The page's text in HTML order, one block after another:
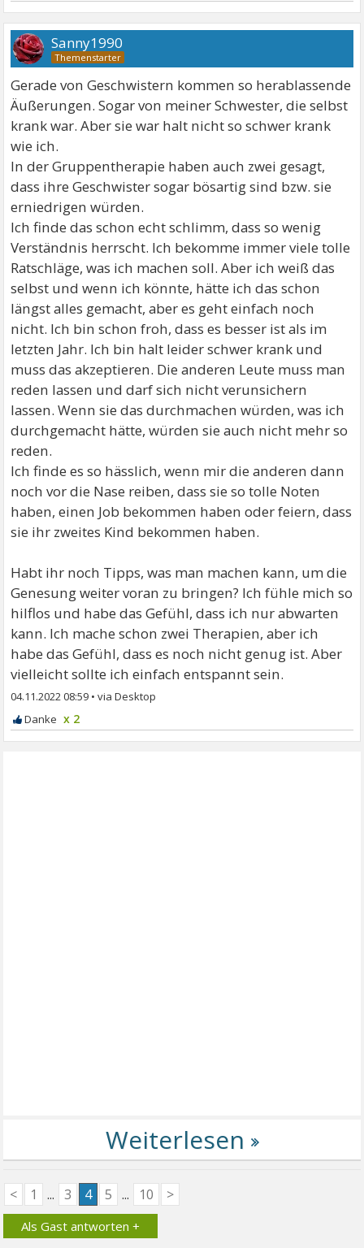
Sanny1990
Gerade von Geschwistern kommen so herablassende
Äußerungen. Sogar von meiner Schwester, die selbst
krank war. Aber sie war halt nicht so schwer krank
wie ich.
In der Gruppentherapie haben auch zwei gesagt,
dass ihre Geschwister sogar bösartig sind bzw. sie
erniedrigen würden.
Ich finde das schon echt schlimm, dass so wenig
Verständnis herrscht. Ich bekomme immer viele tolle
Ratschläge, was ich machen soll. Aber ich weiß das
selbst und wenn ich könnte, hätte ich das schon
längst alles gemacht, aber es geht einfach noch
nicht. Ich bin schon froh, dass es besser ist als im
letzten Jahr. Ich bin halt leider schwer krank und
muss das akzeptieren. Die anderen Leute muss man
reden lassen und darf sich nicht verunsichern
lassen. Wenn sie das durchmachen würden, was ich
durchgemacht hätte, würden sie auch nicht mehr so
reden.
Ich finde es so hässlich, wenn mir die anderen dann
noch vor die Nase reiben, dass sie so tolle Noten
haben, einen Job bekommen haben oder feiern, dass
sie ihr zweites Kind bekommen haben.
Habt ihr noch Tipps, was man machen kann, um die
Genesung weiter voran zu bringen? Ich fühle mich so
hilflos und habe das Gefühl, dass ich nur abwarten
kann. Ich mache schon zwei Therapien, aber ich
habe das Gefühl, dass es noch nicht genug ist. Aber
vielleicht sollte ich einfach entspannt sein.
04.11.2022 08:59 •
x 2
< 1 ... 3 4 5 ... 10 >
Als Gast antworten +